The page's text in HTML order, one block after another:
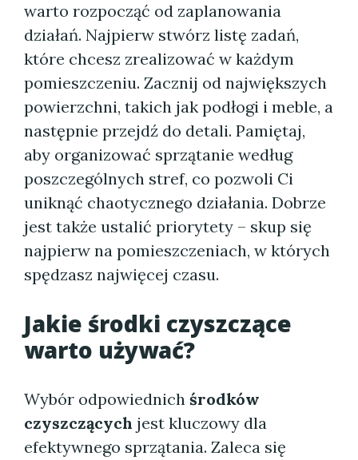
warto rozpocząć od zaplanowania
działań. Najpierw stwórz listę zadań,
które chcesz zrealizować w każdym
pomieszczeniu. Zacznij od największych
powierzchni, takich jak podłogi i meble, a
następnie przejdź do detali. Pamiętaj,
aby organizować sprzątanie według
poszczególnych stref, co pozwoli Ci
uniknąć chaotycznego działania. Dobrze
jest także ustalić priorytety – skup się
najpierw na pomieszczeniach, w których
spędzasz najwięcej czasu.
Jakie środki czyszczące
warto używać?
Wybór odpowiednich środków
czyszczących jest kluczowy dla
efektywnego sprzątania. Zaleca się